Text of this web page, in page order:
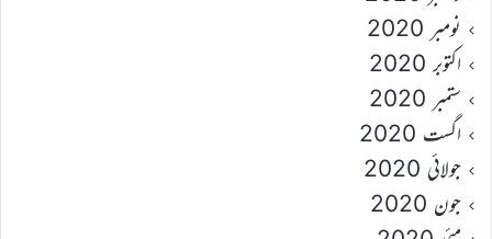
نومبر 2020
اکتوبر 2020
ستمبر 2020
اگست 2020
جولائی 2020
جون 2020